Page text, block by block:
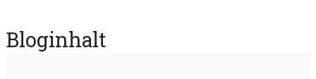
Bloginhalt